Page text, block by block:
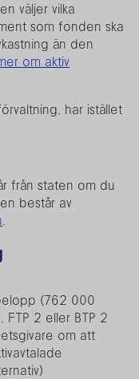
väljer vilka
som fonden ska
än den
om aktiv
har istället
från staten om du
består av
.
(762 000
2 eller BTP 2
om att